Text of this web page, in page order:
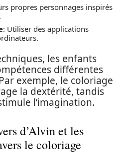
propres personnages inspirés
: Utiliser des applications
les enfants
différentes
exemple, le coloriage
la dextérité, tandis
l’imagination.
d’Alvin et les
le coloriage